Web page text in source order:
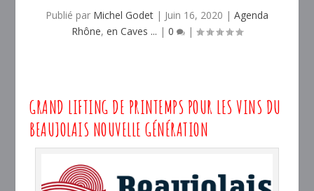
Publié par Michel Godet | Juin 16, 2020 | Agenda
Rhône, en Caves ... | 0 |
GRAND LIFTING DE PRINTEMPS POUR LES VINS DU
BEAUJOLAIS NOUVELLE GÉNÉRATION